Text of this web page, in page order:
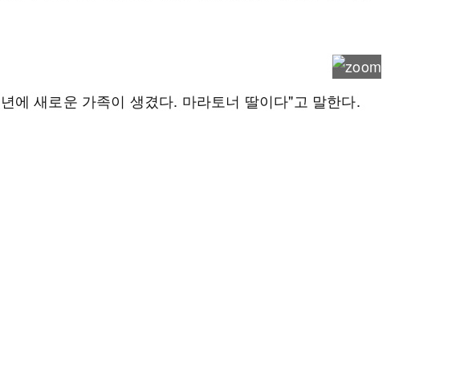
에 새로운 가족이 생겼다. 마라토너 딸이다"고 말한다.